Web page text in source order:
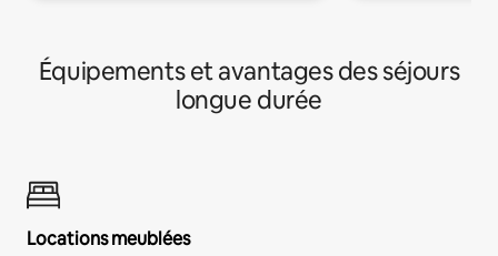
Équipements et avantages des séjours
longue durée
Locations meublées